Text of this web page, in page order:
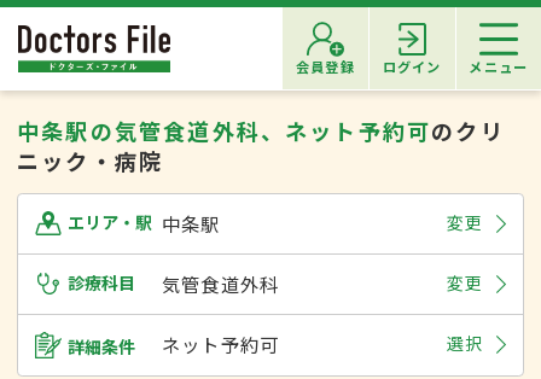
会員登録 ログイン メニュー
中条駅の気管食道外科、ネット予約可のクリ
ニック・病院
エリア・駅 中条駅 変更
診療科目 気管食道外科 変更
詳細条件 ネット予約可 選択